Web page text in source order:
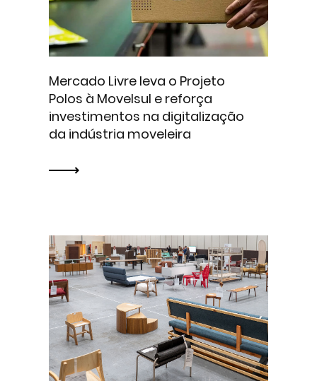
Mercado Livre leva o Projeto
Polos à Movelsul e reforça
investimentos na digitalização
da indústria moveleira